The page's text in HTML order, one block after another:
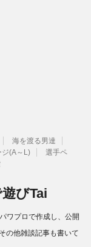
海を渡る男達
ジ(A～L)
選手ペ
びTai
ワプロで作成し、公開
の他雑談記事も書いて